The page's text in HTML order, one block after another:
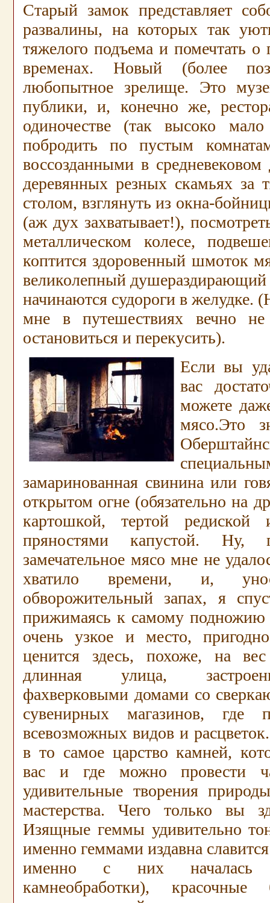
Старый замок представляет
развалины, на которых так
тяжелого подъема и помечтать
временах. Новый (более
любопытное зрелище. Это
публики, и, конечно же,
одиночестве (так высоко мало
побродить по пустым
воссозданными в средневековом
деревянных резных скамьях
столом, взглянуть из окна-
(аж дух захватывает!),
металлическом колесе,
коптится здоровенный шмоток
великолепный душераздирающий
начинаются судороги в желудке.
мне в путешествиях вечно не
остановиться и перекусить).
Если вы
вас
можете
мясо.Это
замаринованная свинина или
открытом огне (обязательно на
картошкой, тертой редиской
пряностями капустой. Ну,
замечательное мясо мне не
хватило времени, и,
обворожительный запах, я
прижимаясь к самому
очень узкое и место,
ценится здесь, похоже, на вес
длинная улица,
фахверковыми домами со
сувенирных магазинов, где
всевозможных видов и
в то самое царство камней,
вас и где можно провести
удивительные творения
мастерства. Чего только вы
Изящные геммы удивительно
именно геммами издавна
именно с них началась
камнеобработки),